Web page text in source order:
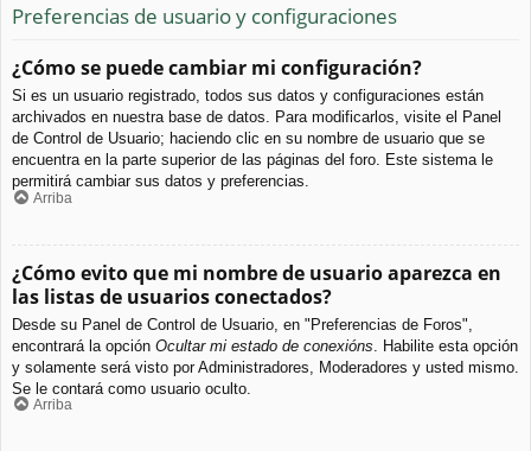
Preferencias de usuario y configuraciones
¿Cómo se puede cambiar mi configuración?
Si es un usuario registrado, todos sus datos y configuraciones están
archivados en nuestra base de datos. Para modificarlos, visite el Panel
de Control de Usuario; haciendo clic en su nombre de usuario que se
encuentra en la parte superior de las páginas del foro. Este sistema le
permitirá cambiar sus datos y preferencias.
Arriba
¿Cómo evito que mi nombre de usuario aparezca en
las listas de usuarios conectados?
Desde su Panel de Control de Usuario, en "Preferencias de Foros",
encontrará la opción Ocultar mi estado de conexións . Habilite esta opción
y solamente será visto por Administradores, Moderadores y usted mismo.
Se le contará como usuario oculto.
Arriba